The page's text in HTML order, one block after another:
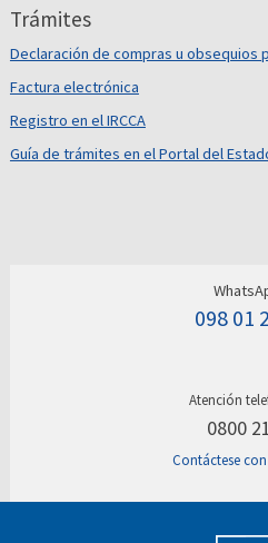
Trámites
Declaración de compras u
Factura electrónica
Registro en el IRCCA
Guía de trámites en el Portal del
098 01
Atención
0800
Contáctese